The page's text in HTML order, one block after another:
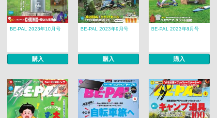
BE-PAL 2023年10月号
購入
BE-PAL 2023年9月号
購入
BE-PAL 2023年8月号
購入